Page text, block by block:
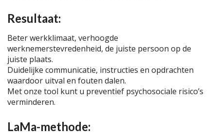
Resultaat:
Beter werkklimaat, verhoogde
werknemerstevredenheid, de juiste persoon op de
juiste plaats.
Duidelijke communicatie, instructies en opdrachten
waardoor uitval en fouten dalen.
Met onze tool kunt u preventief psychosociale risico’s
verminderen.
LaMa-methode: